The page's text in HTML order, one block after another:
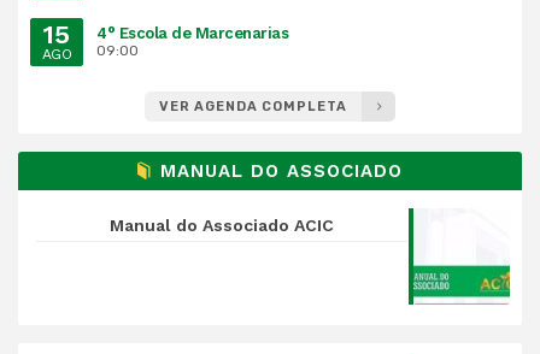
15
AGO
4° Escola de Marcenarias
09:00
VER AGENDA COMPLETA
MANUAL DO ASSOCIADO
Manual do Associado ACIC